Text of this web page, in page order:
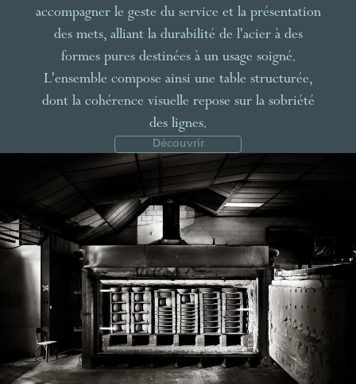
accompagner le geste du service et la présentation
des mets, alliant la durabilité de l'acier à des
formes pures destinées à un usage soigné.
L'ensemble compose ainsi une table structurée,
dont la cohérence visuelle repose sur la sobriété
des lignes.
Découvrir